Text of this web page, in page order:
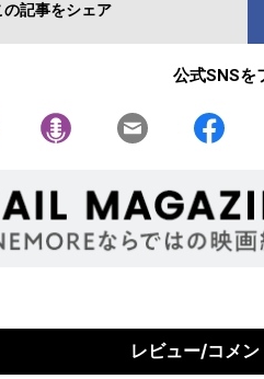
の記事をシェア
公式SNSを
レビュー/コメ